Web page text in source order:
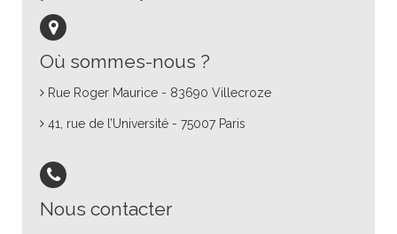
Où sommes-nous ?
Rue Roger Maurice - 83690 Villecroze
41, rue de l’Université - 75007 Paris
Nous contacter